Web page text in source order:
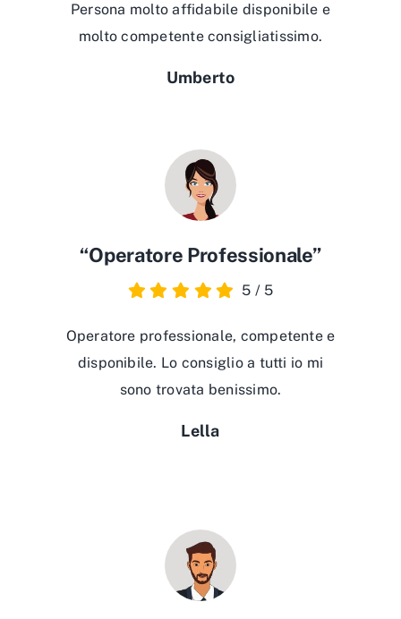
Persona molto affidabile disponibile e
molto competente consigliatissimo.
Umberto
“Operatore Professionale”
5 / 5
Operatore professionale, competente e
disponibile. Lo consiglio a tutti io mi
sono trovata benissimo.
Lella